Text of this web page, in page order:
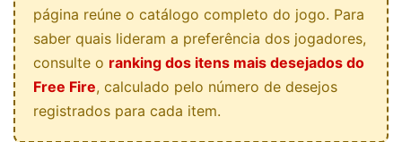
página reúne o catálogo completo do jogo. Para
saber quais lideram a preferência dos jogadores,
consulte o ranking dos itens mais desejados do
Free Fire, calculado pelo número de desejos
registrados para cada item.